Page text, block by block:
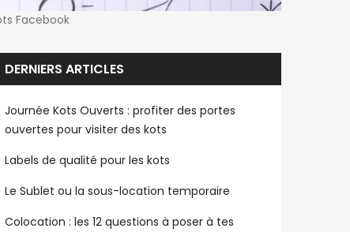
Facebook
DERNIERS ARTICLES
Journée Kots Ouverts : profiter des portes
ouvertes pour visiter des kots
Labels de qualité pour les kots
Le Sublet ou la sous-location temporaire
Colocation : les 12 questions à poser à tes